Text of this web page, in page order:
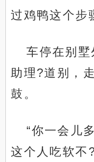
过鸡鸭这个步
车停在别
助理?道别，
鼓。
“你一会儿
这个人吃软